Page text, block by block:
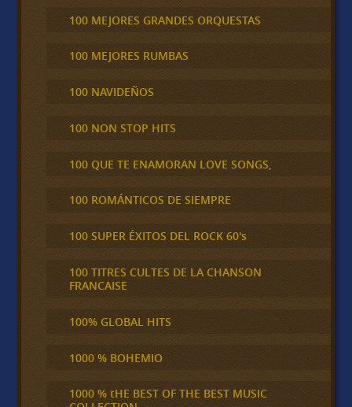
100 MEJORES GRANDES ORQUESTAS
100 MEJORES RUMBAS
100 NAVIDEÑOS
100 NON STOP HITS
100 QUE TE ENAMORAN LOVE SONGS,
100 ROMÁNTICOS DE SIEMPRE
100 SUPER ÉXITOS DEL ROCK 60's
100 TITRES CULTES DE LA CHANSON
FRANCAISE
100% GLOBAL HITS
1000 % BOHEMIO
1000 % tHE BEST OF THE BEST MUSIC